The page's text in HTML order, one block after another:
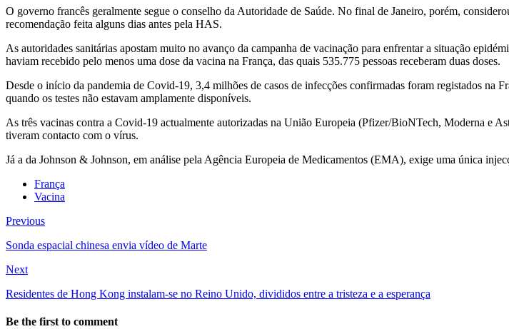
O governo francês geralmente segue o conselho da Autoridade de Saúde. No final de Janeiro, porém,
recomendação feita alguns dias antes pela HAS.
As autoridades sanitárias apostam muito no avanço da campanha de vacinação para enfrentar a situação
haviam recebido pelo menos uma dose da vacina na França, das quais 535.775 pessoas receberam duas doses.
Desde o início da pandemia de Covid-19, 3,4 milhões de casos de infecções confirmadas foram registados na
quando os testes não estavam amplamente disponíveis.
As três vacinas contra a Covid-19 actualmente autorizadas na União Europeia (Pfizer/BioNTech, Moderna e
tiveram contacto com o vírus.
Já a da Johnson & Johnson, em análise pela Agência Europeia de Medicamentos (EMA), exige uma única
França
Vacina
Previous
Sonda espacial chinesa envia vídeo de Marte
Next
Residentes de Hong Kong instalam-se no Reino Unido, divididos entre a tristeza e a esperança
Be the first to comment